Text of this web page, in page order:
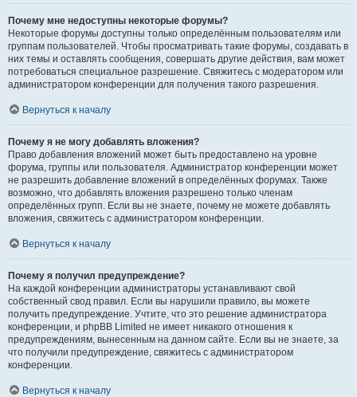
Почему мне недоступны некоторые форумы?
Некоторые форумы доступны только определённым пользователям или
группам пользователей. Чтобы просматривать такие форумы, создавать в
них темы и оставлять сообщения, совершать другие действия, вам может
потребоваться специальное разрешение. Свяжитесь с модератором или
администратором конференции для получения такого разрешения.
Вернуться к началу
Почему я не могу добавлять вложения?
Право добавления вложений может быть предоставлено на уровне
форума, группы или пользователя. Администратор конференции может
не разрешить добавление вложений в определённых форумах. Также
возможно, что добавлять вложения разрешено только членам
определённых групп. Если вы не знаете, почему не можете добавлять
вложения, свяжитесь с администратором конференции.
Вернуться к началу
Почему я получил предупреждение?
На каждой конференции администраторы устанавливают свой
собственный свод правил. Если вы нарушили правило, вы можете
получить предупреждение. Учтите, что это решение администратора
конференции, и phpBB Limited не имеет никакого отношения к
предупреждениям, вынесенным на данном сайте. Если вы не знаете, за
что получили предупреждение, свяжитесь с администратором
конференции.
Вернуться к началу